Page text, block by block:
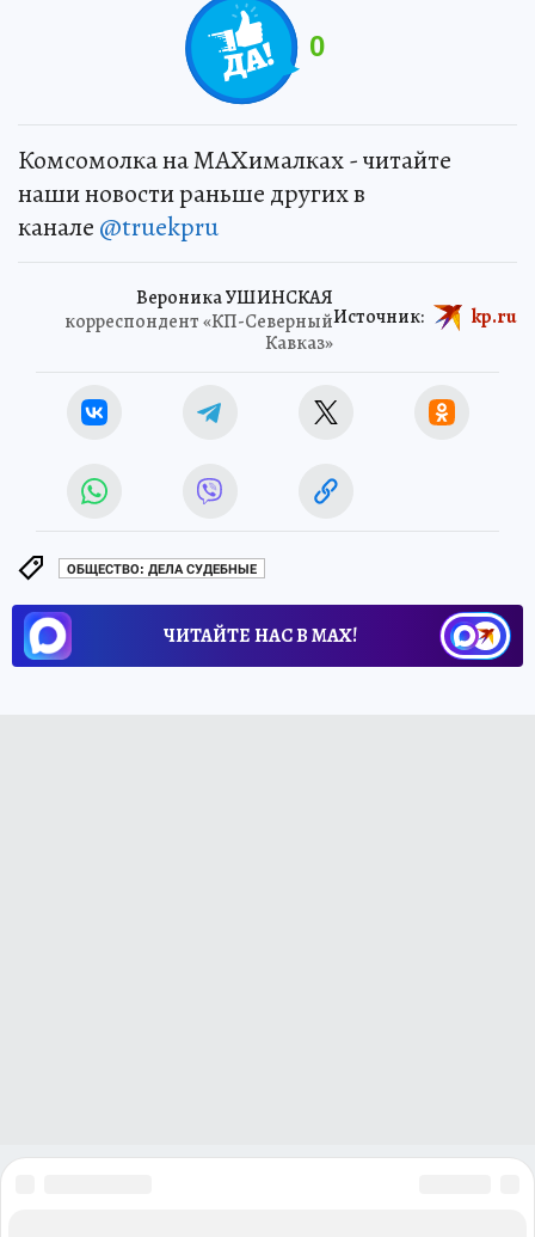
0
Комсомолка на MAXималках - читайте
наши новости раньше других в
канале @truekpru
Вероника УШИНСКАЯ
корреспондент «КП-Северный
Кавказ»
Источник: kp.ru
ОБЩЕСТВО: ДЕЛА СУДЕБНЫЕ
ЧИТАЙТЕ НАС В МАХ!